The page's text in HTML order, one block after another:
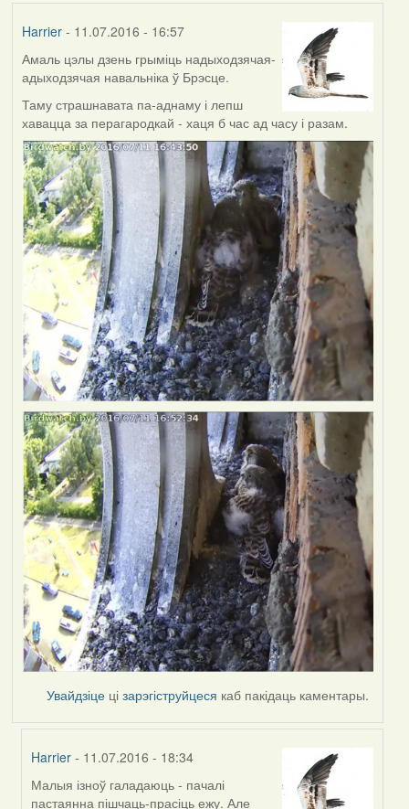
Harrier- 11.07.2016 - 16:57
Амаль цэлы дзень грыміць надыходзячая-
адыходзячая навальніка ў Брэсце.
Таму страшнавата па-аднаму і лепш
хавацца за перагародкай - хаця б час ад часу і разам.
Увайдзіце цізарэгіструйцеся каб пакідаць каментары.
Harrier - 11.07.2016 - 18:34
In
Малыя ізноў галадаюць - пачалі
пастаянна пішчаць-прасіць ежу. Але